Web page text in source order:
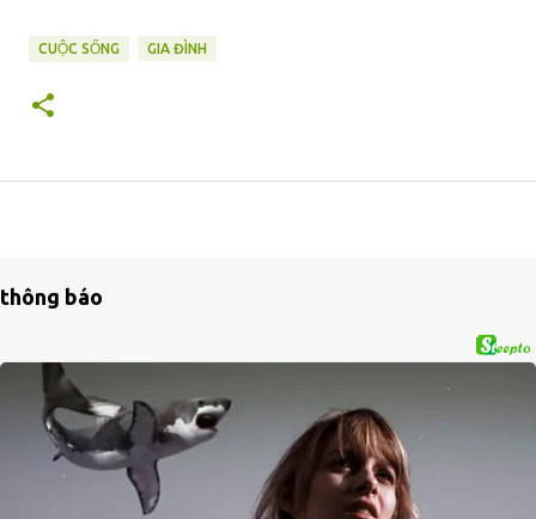
CUỘC SỐNG GIA ĐÌNH
thông báo